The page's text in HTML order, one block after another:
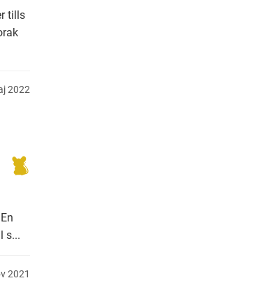
tills
2022
s...
2021